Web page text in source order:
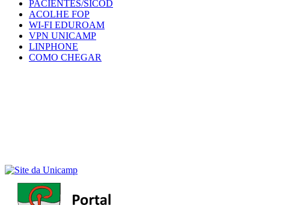
PACIENTES/SICOD
ACOLHE FOP
WI-FI EDUROAM
VPN UNICAMP
LINPHONE
COMO CHEGAR